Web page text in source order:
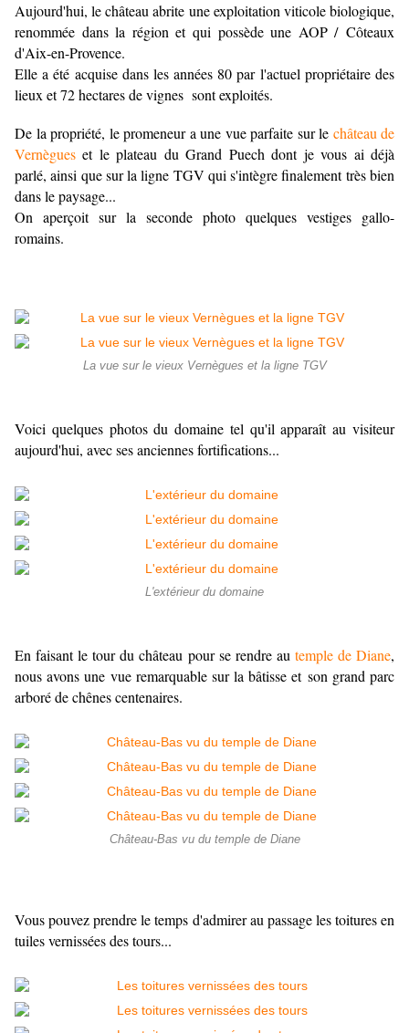
Aujourd'hui, le château abrite une exploitation viticole biologique,
renommée dans la région et qui possède une AOP / Côteaux
d'Aix-en-Provence.
Elle a été acquise dans les années 80 par l'actuel propriétaire des
lieux et 72 hectares de vignes sont exploités.
De la propriété, le promeneur a une vue parfaite sur le château de
Vernègueset le plateau du Grand Puech dont je vous ai déjà
parlé, ainsi que sur la ligne TGV qui s'intègre finalement très bien
dans le paysage...
On aperçoit sur la seconde photo quelques vestiges gallo-
romains.
La vue sur le vieux Vernègues et la ligne TGV
Voici quelques photos du domaine tel qu'il apparaît au visiteur
aujourd'hui, avec ses anciennes fortifications...
L'extérieur du domaine
En faisant le tour du château pour se rendre au temple de Diane,
nous avons une vue remarquable sur la bâtisse et son grand parc
arboré de chênes centenaires.
Château-Bas vu du temple de Diane
Vous pouvez prendre le temps d'admirer au passage les toitures en
tuiles vernissées des tours...